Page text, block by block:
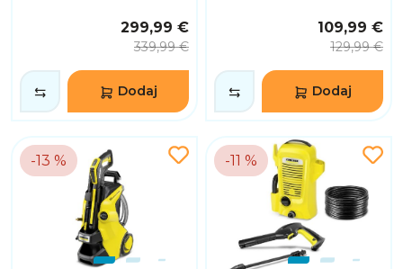
299,99 €
339,99 €
Dodaj
109,99 €
129,99 €
Dodaj
-13 % -11 %